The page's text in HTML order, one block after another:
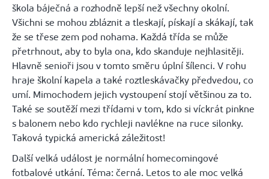
škola báječná a rozhodně lepší než všechny okolní.
Všichni se mohou zbláznit a tleskají, pískají a skákají, tak
že se třese zem pod nohama. Každá třída se může
přetrhnout, aby to byla ona, kdo skanduje nejhlasitěji.
Hlavně senioři jsou v tomto směru úplní šílenci. V rohu
hraje školní kapela a také roztleskávačky předvedou, co
umí. Mimochodem jejich vystoupení stojí většinou za to.
Také se soutěží mezi třídami v tom, kdo si víckrát pinkne
s balonem nebo kdo rychleji navlékne na ruce silonky.
Taková typická americká záležitost!
Další velká událost je normální homecomingové
fotbalové utkání. Téma: černá. Letos to ale moc velká